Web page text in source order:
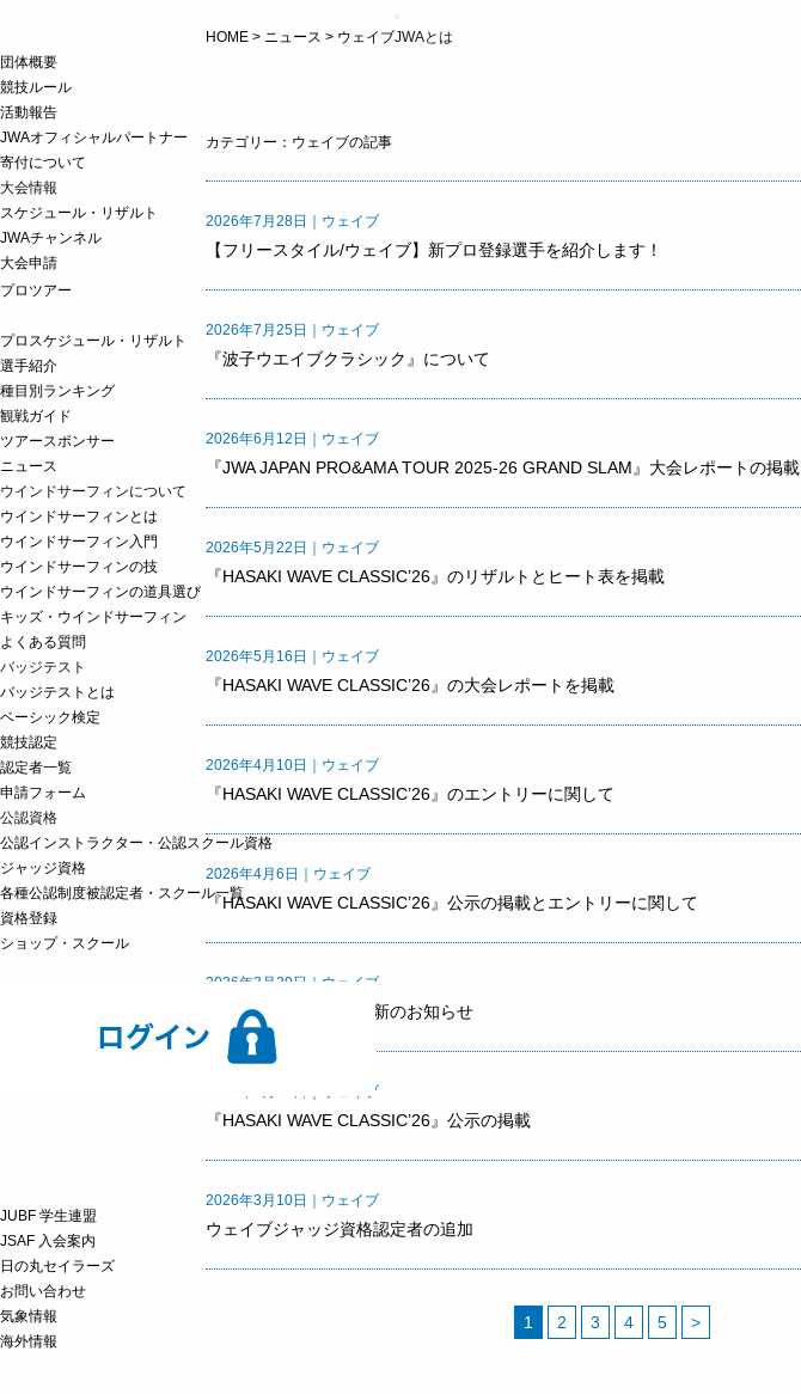
o
i
i
n
JWAとは
団体概要
競技ルール
活動報告
JWAオフィシャルパートナー
寄付について
大会情報
スケジュール・リザルト
JWAチャンネル
大会申請
プロツアー
プロスケジュール・リザルト
選手紹介
種目別ランキング
観戦ガイド
ツアースポンサー
ニュース
ウインドサーフィンについて
ウインドサーフィンとは
ウインドサーフィン入門
ウインドサーフィンの技
ウインドサーフィンの道具選び
キッズ・ウインドサーフィン
よくある質問
バッジテスト
バッジテストとは
ベーシック検定
競技認定
認定者一覧
申請フォーム
公認資格
公認インストラクター・公認スクール資格
ジャッジ資格
各種公認制度被認定者・スクール一覧
資格登録
ショップ・スクール
JUBF 学生連盟
JSAF 入会案内
日の丸セイラーズ
お問い合わせ
気象情報
海外情報
HOME > ニュース > ウェイブ
カテゴリー：ウェイブの記事
2026年7月28日｜ウェイブ
【フリースタイル/ウェイブ】新プロ登録選手を紹介します！
2026年7月25日｜ウェイブ
『波子ウエイブクラシック』について
2026年6月12日｜ウェイブ
『JWA JAPAN PRO&AMA TOUR 2025-26 GRAND SLAM』大会レポートの掲載
2026年5月22日｜ウェイブ
『HASAKI WAVE CLASSIC’26』のリザルトとヒート表を掲載
2026年5月16日｜ウェイブ
『HASAKI WAVE CLASSIC’26』の大会レポートを掲載
2026年4月10日｜ウェイブ
『HASAKI WAVE CLASSIC’26』のエントリーに関して
2026年4月6日｜ウェイブ
『HASAKI WAVE CLASSIC’26』公示の掲載とエントリーに関して
2026年3月29日｜ウェイブ
ウェイブ競技ルール更新のお知らせ
2026年3月26日｜ウェイブ
『HASAKI WAVE CLASSIC’26』公示の掲載
2026年3月10日｜ウェイブ
ウェイブジャッジ資格認定者の追加
1 2 3 4 5 >